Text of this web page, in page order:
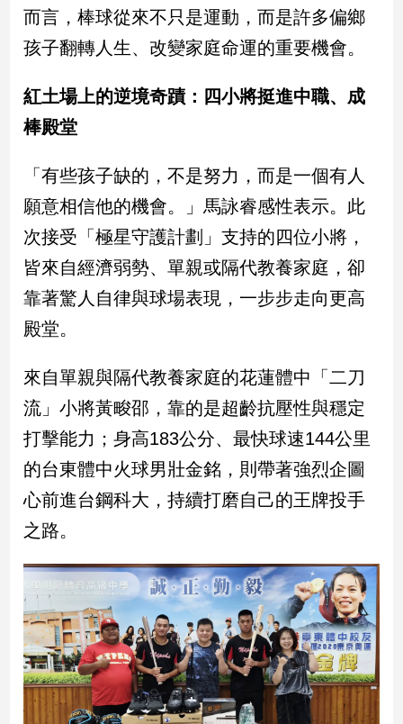
兩
岸/
際
會/
方
新
冠
病
專
區
台
灣
觀
南
台
灣
點
娛
樂
娛
而言，棒球從來不只是運動，而是許多偏鄉
孩子翻轉人生、改變家庭命運的重要機會。
紅土場上的逆境奇蹟：四小將挺進中職、成
棒殿堂
「有些孩子缺的，不是努力，而是一個有人
願意相信他的機會。」馬詠睿感性表示。此
次接受「極星守護計劃」支持的四位小將，
皆來自經濟弱勢、單親或隔代教養家庭，卻
靠著驚人自律與球場表現，一步步走向更高
殿堂。
來自單親與隔代教養家庭的花蓮體中「二刀
流」小將黃畯邵，靠的是超齡抗壓性與穩定
打擊能力；身高183公分、最快球速144公里
的台東體中火球男壯金銘，則帶著強烈企圖
心前進台鋼科大，持續打磨自己的王牌投手
之路。